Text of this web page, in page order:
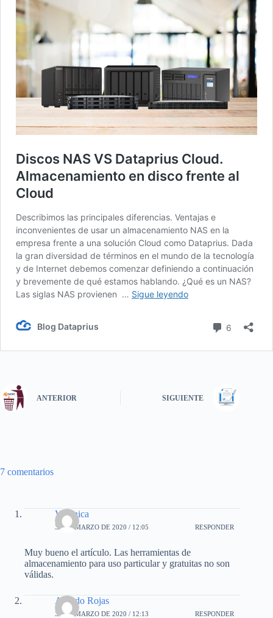
ANTERIOR SIGUIENTE
7 comentarios
Veronica
31 DE MARZO DE 2020 / 12:05 RESPONDER
Muy bueno el artículo. Las herramientas de
almacenamiento para uso particular y gratuitas no son
válidas.
Alfredo Rojas
31 DE MARZO DE 2020 / 12:13 RESPONDER